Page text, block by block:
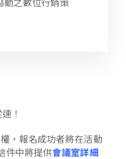
動之數位行銷策
！
，報名成功者將在活動
件中將提供會議室詳細